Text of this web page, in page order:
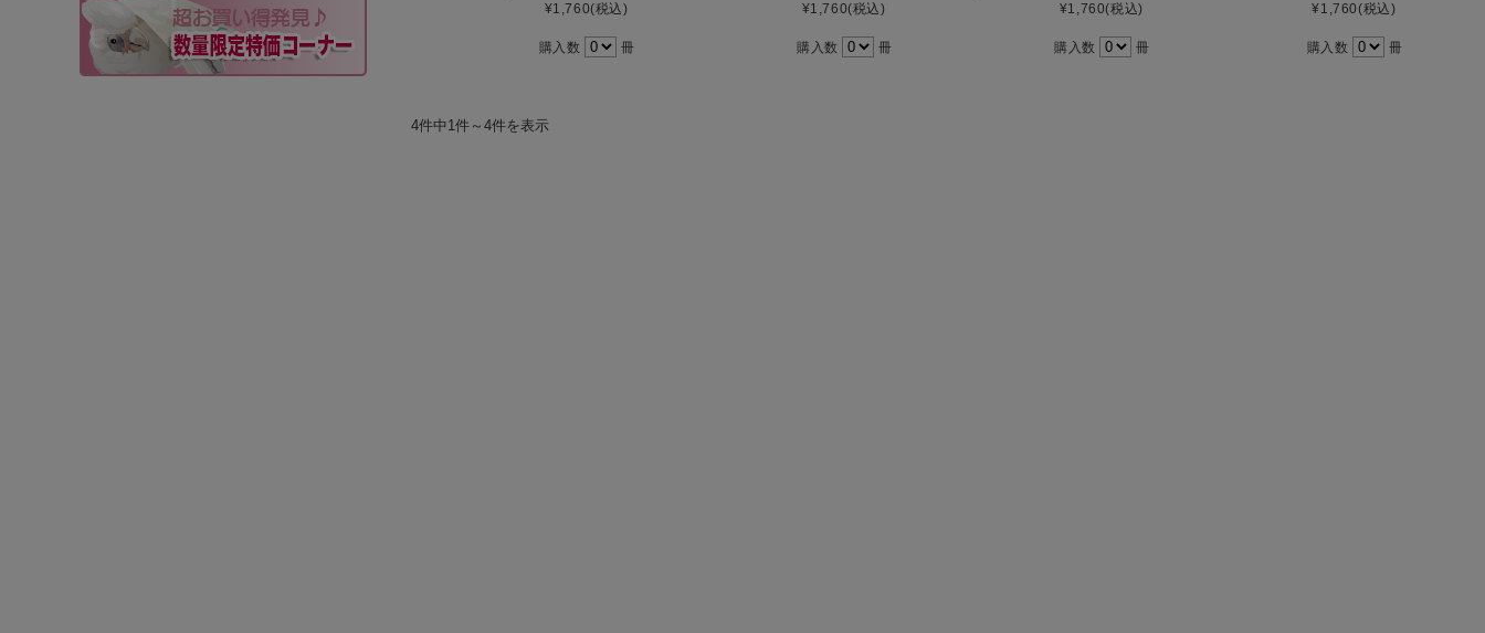
¥1,760(税込)
購入数 冊
¥1,760(税込)
購入数 冊
¥1,760(税込)
購入数 冊
¥1,760(税込)
購入数 冊
4件中1件～4件を表示